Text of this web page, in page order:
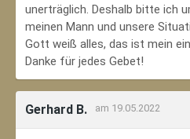
unerträglich. Deshalb bitte ich
meinen Mann und unsere
Gott weiß alles, das ist mein
Danke für jedes Gebet!
Gerhard B. am 19.05.2022